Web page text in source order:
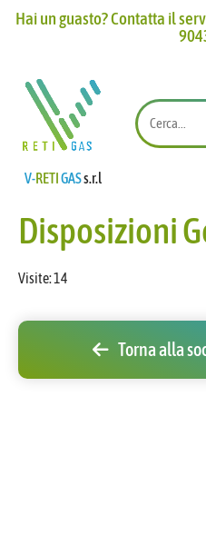
Hai un guasto? Contatta il
V-RETIGASs.r.l
Disposizioni
Visite:14
Torna alla